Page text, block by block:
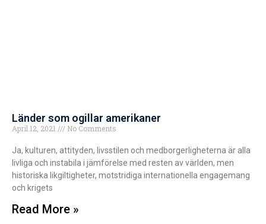
Länder som ogillar amerikaner
April 12, 2021 No Comments
Ja, kulturen, attityden, livsstilen och medborgerligheterna är alla
livliga och instabila i jämförelse med resten av världen, men
historiska likgiltigheter, motstridiga internationella engagemang
och krigets
Read More »